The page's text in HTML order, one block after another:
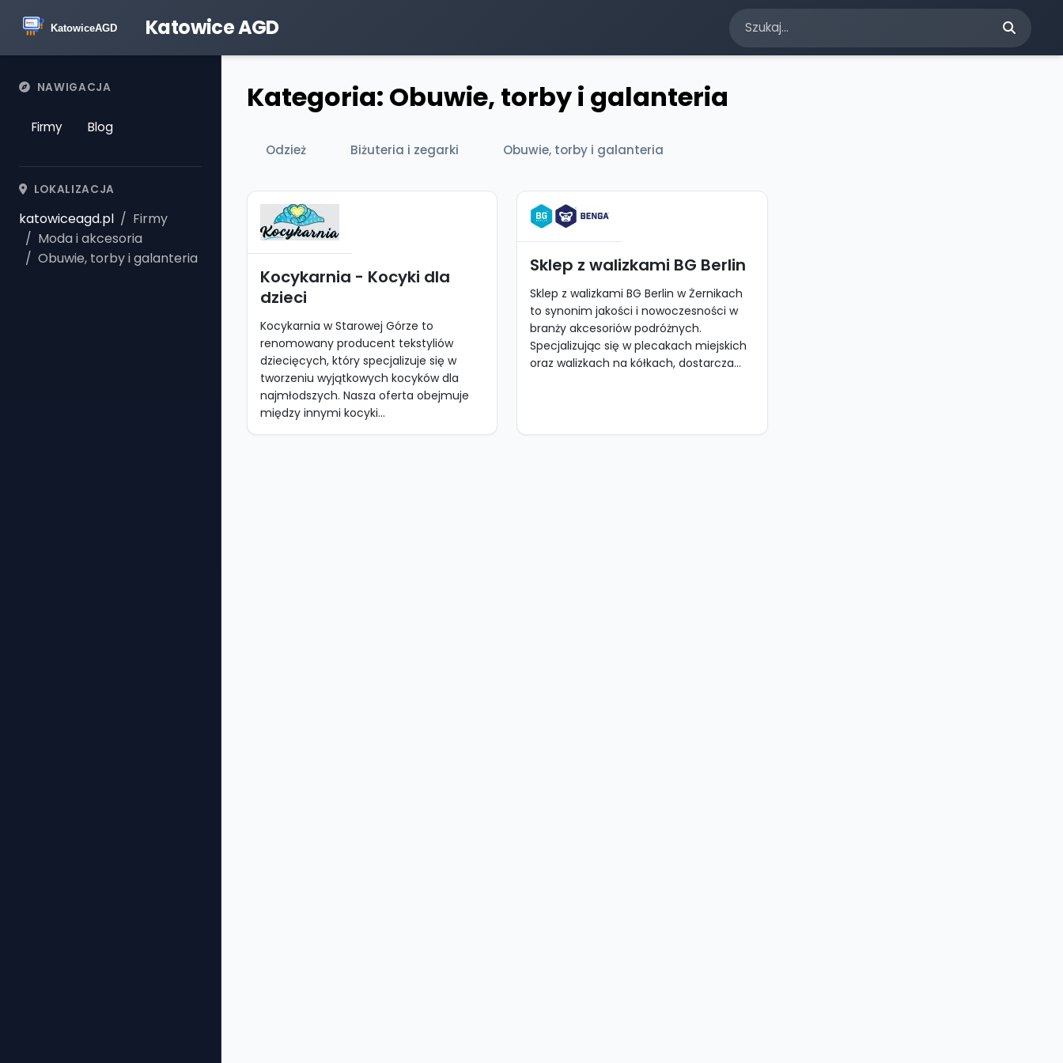
Katowice AGD
NAWIGACJA
Firmy Blog
LOKALIZACJA
katowiceagd.pl
Firmy
Moda i akcesoria
Obuwie, torby i galanteria
Kategoria: Obuwie, torby i galanteria
Odzież Biżuteria i zegarki Obuwie, torby i galanteria
Kocykarnia - Kocyki dla
dzieci
Kocykarnia w Starowej Górze to
renomowany producent tekstyliów
dziecięcych, który specjalizuje się w
tworzeniu wyjątkowych kocyków dla
najmłodszych. Nasza oferta obejmuje
między innymi kocyki...
Sklep z walizkami BG Berlin
Sklep z walizkami BG Berlin w Żernikach
to synonim jakości i nowoczesności w
branży akcesoriów podróżnych.
Specjalizując się w plecakach miejskich
oraz walizkach na kółkach, dostarcza...